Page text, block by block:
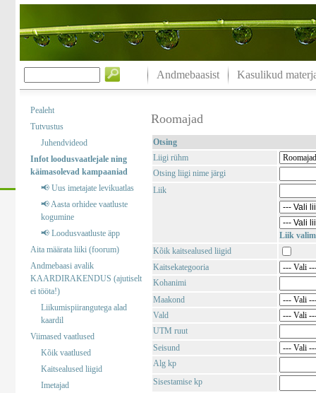
Andmebaasist Kasulikud
Pealeht
Tutvustus
Juhendvideod
Infot loodusvaatlejale ning
käimasolevad kampaaniad
📢 Uus imetajate levikuatlas
📢 Aasta orhidee vaatluste
kogumine
📢 Loodusvaatluste äpp
Aita määrata liiki (foorum)
Andmebaasi avalik
KAARDIRAKENDUS (ajutiselt
ei tööta!)
Liikumispiirangutega alad
kaardil
Viimased vaatlused
Kõik vaatlused
Kaitsealused liigid
Imetajad
Roomajad
Otsing
Liigi rühm
Otsing liigi nime järgi
Liik
Liik
Kõik kaitsealused liigid
Kaitsekategooria
Kohanimi
Maakond
Vald
UTM ruut
Seisund
Alg kp
Sisestamise kp